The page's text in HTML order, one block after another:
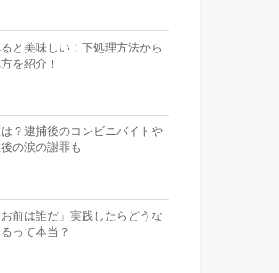
と美味しい！下処理方法から
を紹介！
？逮捕後のコンビニバイトや
の涙の謝罪も
前は誰だ」実践したらどうな
って本当？